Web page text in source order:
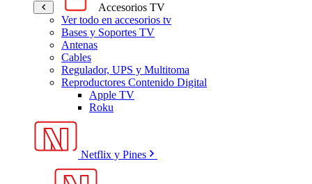
Accesorios TV
Ver todo en accesorios tv
Bases y Soportes TV
Antenas
Cables
Regulador, UPS y Multitoma
Reproductores Contenido Digital
Apple TV
Roku
Netflix y Pines